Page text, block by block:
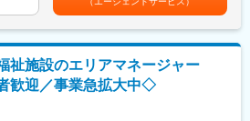
マネジメント
画・取り組みなどを通じてブランディング
アップできます！】
理する『エリアマネージャー』（月給50万
内の経営を担う『シニアマネージャー』
能）へステップアップしていくことができま
てください！賃金はあくまでも目安の金額
上下する可能性があります。月給(月額)は固
す。
祉施設のエリアマネージャー
迎／事業急拡大中◇